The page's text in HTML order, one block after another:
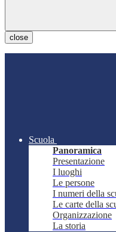
close
Scuola
Panoramica
Presentazione
I luoghi
Le persone
I numeri della
Le carte della
Organizzazione
La storia